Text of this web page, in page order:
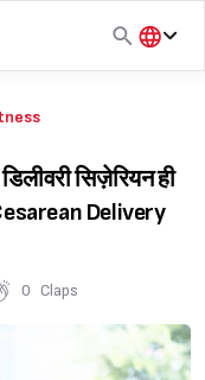
हिंदी
सिज़ेरियन ही
Delivery
0 Claps